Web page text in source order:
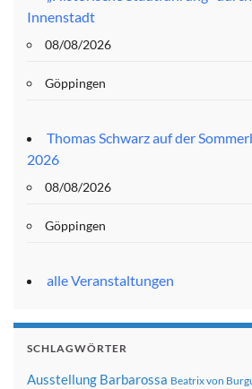
Innenstadt
08/08/2026
Göppingen
Thomas Schwarz auf der
2026
08/08/2026
Göppingen
alle Veranstaltungen
SCHLAGWÖRTER
Ausstellung Barbarossa Beatrix von